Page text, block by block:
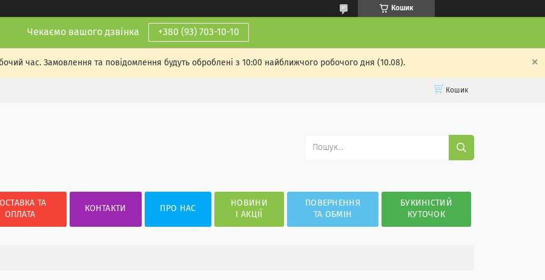
Кошик
Чекаємо вашого дзвінка +380 (93) 703-10-10
час. Замовлення та повідомлення будуть оброблені з 10:00 найближчого робочого дня (10.08).
Кошик
ТА
ОПЛАТА
КОНТАКТИ ПРО НАС
НОВИНИ
І АКЦІЇ
ПОВЕРНЕННЯ
ТА ОБМІН
БУКИНІСТИЙ
КУТОЧОК